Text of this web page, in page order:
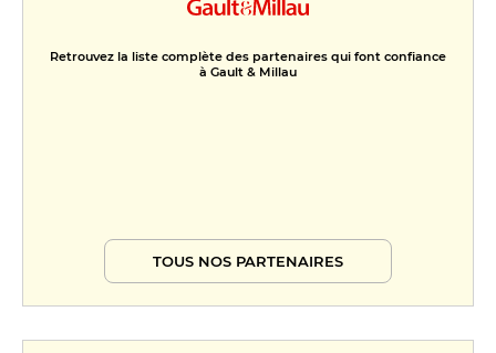
Retrouvez la liste complète des partenaires qui font confiance
à Gault & Millau
TOUS NOS PARTENAIRES